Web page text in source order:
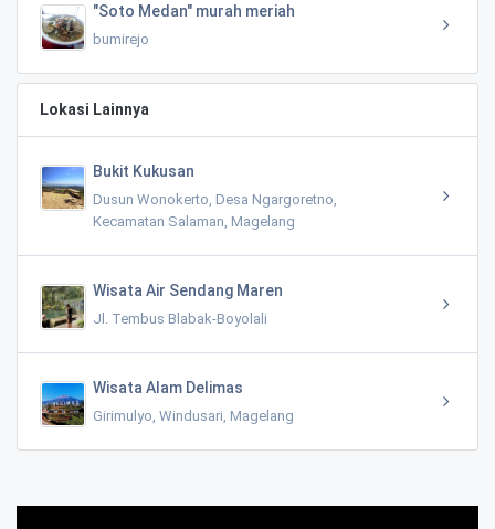
"Soto Medan" murah meriah
bumirejo
Lokasi Lainnya
Bukit Kukusan
Dusun Wonokerto, Desa Ngargoretno,
Kecamatan Salaman, Magelang
Wisata Air Sendang Maren
Jl. Tembus Blabak-Boyolali
Wisata Alam Delimas
Girimulyo, Windusari, Magelang